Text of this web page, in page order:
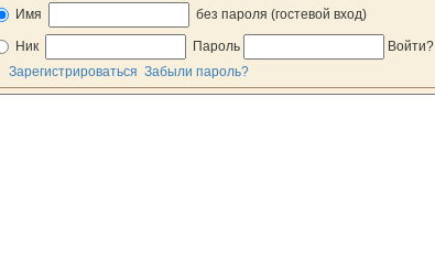
Имя без пароля (гостевой вход)
Ник Пароль
Войти?
Зарегистрироваться Забыли пароль?